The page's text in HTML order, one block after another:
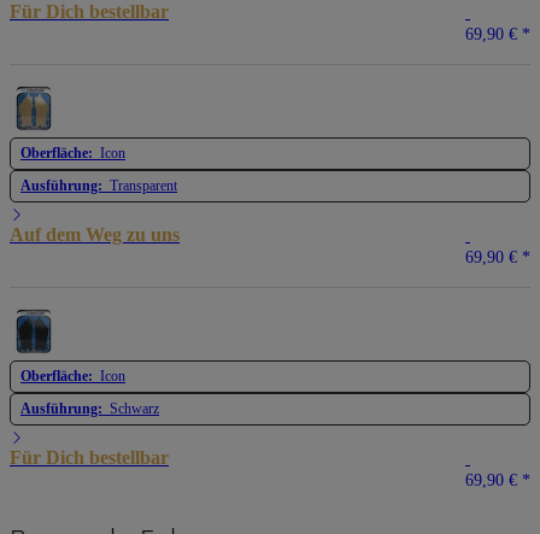
Für Dich bestellbar
69,90 € *
Oberfläche: Icon
Ausführung: Transparent
Auf dem Weg zu uns
69,90 € *
Oberfläche: Icon
Ausführung: Schwarz
Für Dich bestellbar
69,90 € *